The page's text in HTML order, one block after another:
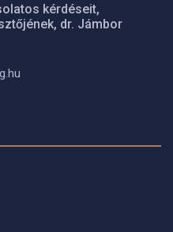
kérdéseit,
dr. Jámbor